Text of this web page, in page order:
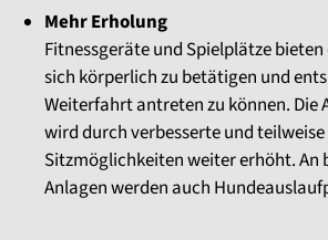
Mehr Erholung
Fitnessgeräte und Spielplätze
sich körperlich zu betätigen und
Weiterfahrt antreten zu können.
wird durch verbesserte und
Sitzmöglichkeiten weiter erhöht. An
Anlagen werden auch